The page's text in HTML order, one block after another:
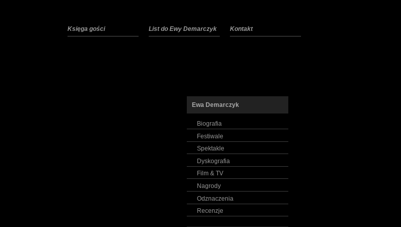
Księga gości List do Ewy Demarczyk Kontakt
Ewa Demarczyk
Biografia
Festiwale
Spektakle
Dyskografia
Film & TV
Nagrody
Odznaczenia
Recenzje